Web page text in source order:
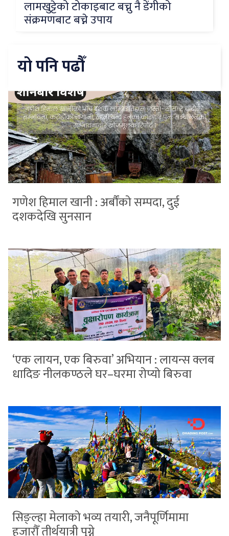
लामखुट्टेको टोकाइबाट बच्नु नै डेंगीको
संक्रमणबाट बच्ने उपाय
यो पनि पढौँ
गणेश हिमाल खानी : अर्बौंको सम्पदा, दुई
दशकदेखि सुनसान
‘एक लायन, एक बिरुवा’ अभियान : लायन्स क्लब
धादिङ नीलकण्ठले घर–घरमा रोप्यो बिरुवा
सिङ्ल्हा मेलाको भव्य तयारी, जनैपूर्णिमामा
हजारौँ तीर्थयात्री पुग्ने